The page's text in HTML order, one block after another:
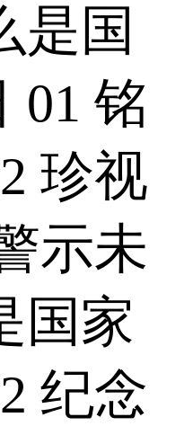
是国
01 铭
珍视
示未
国家
纪念